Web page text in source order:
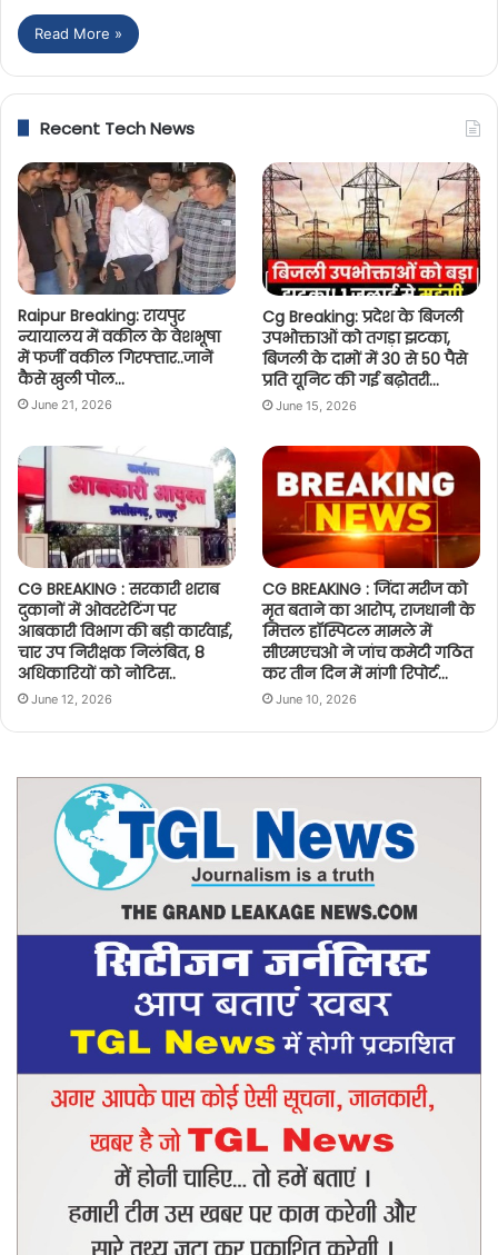
Read More »
Recent Tech News
Raipur Breaking: रायपुर
न्यायालय में वकील के वेशभूषा
में फर्जी वकील गिरफ्तार..जानें
कैसे खुली पोल…
June 21, 2026
Cg Breaking: प्रदेश के बिजली
उपभोक्ताओं को तगड़ा झटका,
बिजली के दामों में 30 से 50 पैसे
प्रति यूनिट की गई बढ़ोतरी…
June 15, 2026
CG BREAKING : सरकारी शराब
दुकानों में ओवररेटिंग पर
आबकारी विभाग की बड़ी कार्रवाई,
चार उप निरीक्षक निलंबित, 8
अधिकारियों को नोटिस..
June 12, 2026
CG BREAKING : जिंदा मरीज को
मृत बताने का आरोप, राजधानी के
मित्तल हॉस्पिटल मामले में
सीएमएचओ ने जांच कमेटी गठित
कर तीन दिन में मांगी रिपोर्ट…
June 10, 2026